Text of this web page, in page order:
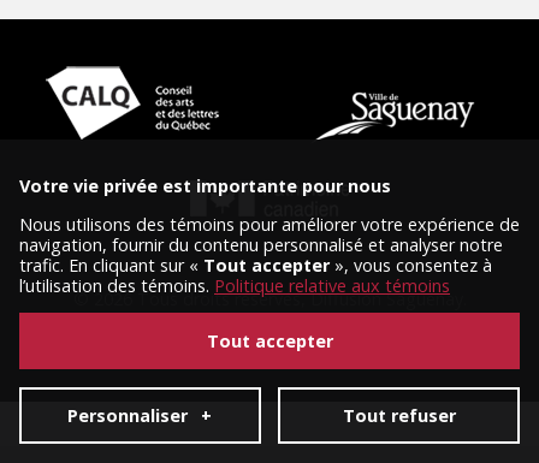
© 2026 Tous droits réservés, Diffusion Saguenay.
Conception et réalisation :Nubee|Mes préférences cookies
Votre vie privée est importante pour nous
Nous utilisons des témoins pour améliorer votre expérience de
navigation, fournir du contenu personnalisé et analyser notre
trafic. En cliquant sur « Tout accepter», vous consentez à
l’utilisation des témoins. Politique relative aux témoins
Personnaliser + Tout refuser
Tout accepter